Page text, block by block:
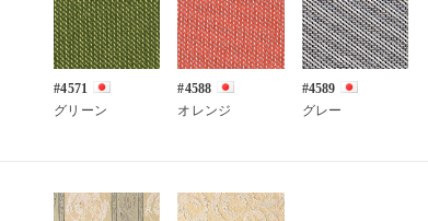
#4571
グリーン
#4588
オレンジ
#4589
グレー